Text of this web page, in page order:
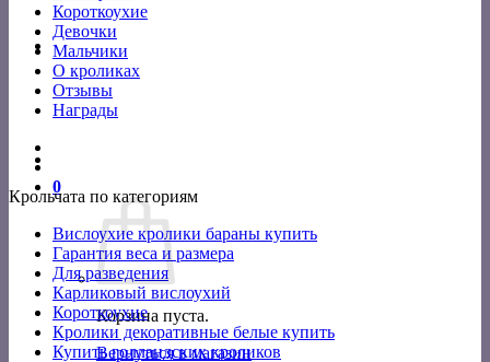
Короткоухие
Девочки
Мальчики
О кроликах
Отзывы
Награды
0
Корзина пуста.
Вернуться в магазин
Крольчата по категориям
Вислоухие кролики бараны купить
Гарантия веса и размера
Для разведения
Карликовый вислоухий
Короткоухие
Кролики декоративные белые купить
Купить голландских кроликов